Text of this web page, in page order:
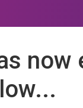
now